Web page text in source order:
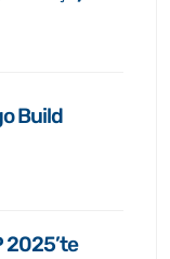
Build
2025’te